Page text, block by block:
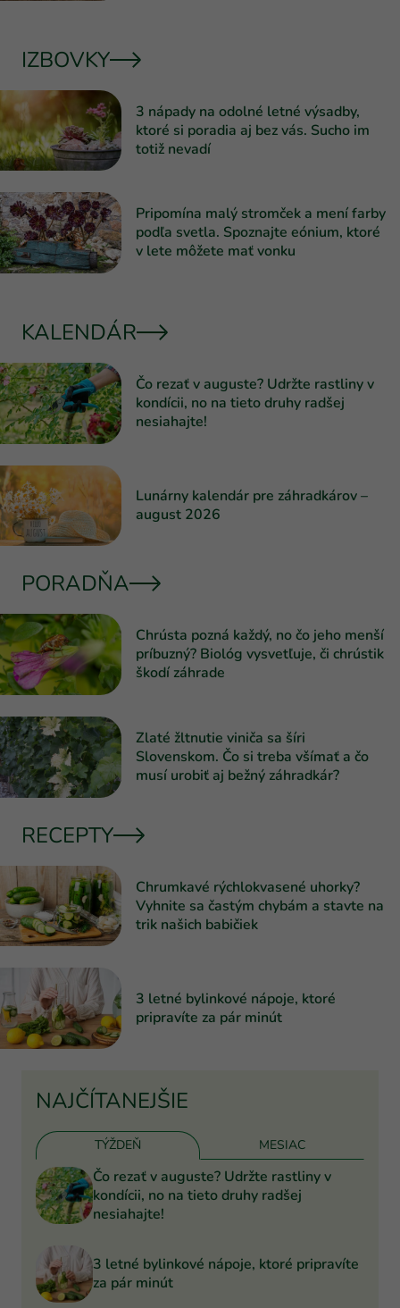
IZBOVKY
3 nápady na odolné letné výsadby,
ktoré si poradia aj bez vás. Sucho im
totiž nevadí
Pripomína malý stromček a mení farby
podľa svetla. Spoznajte eónium, ktoré
v lete môžete mať vonku
KALENDÁR
Čo rezať v auguste? Udržte rastliny v
kondícii, no na tieto druhy radšej
nesiahajte!
Lunárny kalendár pre záhradkárov –
august 2026
PORADŇA
Chrústa pozná každý, no čo jeho menší
príbuzný? Biológ vysvetľuje, či chrústik
škodí záhrade
Zlaté žltnutie viniča sa šíri
Slovenskom. Čo si treba všímať a čo
musí urobiť aj bežný záhradkár?
RECEPTY
Chrumkavé rýchlokvasené uhorky?
Vyhnite sa častým chybám a stavte na
trik našich babičiek
3 letné bylinkové nápoje, ktoré
pripravíte za pár minút
NAJČÍTANEJŠIE
TÝŽDEŇ MESIAC
Čo rezať v auguste? Udržte rastliny v
kondícii, no na tieto druhy radšej
nesiahajte!
3 letné bylinkové nápoje, ktoré pripravíte
za pár minút